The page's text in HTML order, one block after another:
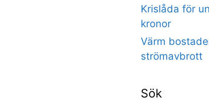
Krislåda för
kronor
Värm
strömavbrott
Sök